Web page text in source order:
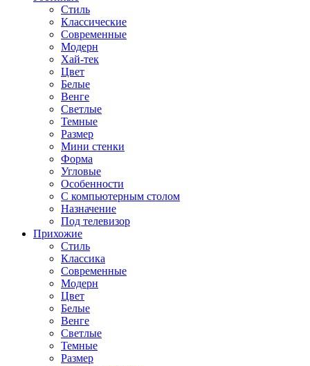
Стиль
Классические
Современные
Модерн
Хай-тек
Цвет
Белые
Венге
Светлые
Темные
Размер
Мини стенки
Форма
Угловые
Особенности
С компьютерным столом
Назначение
Под телевизор
Прихожие
Стиль
Классика
Современные
Модерн
Цвет
Белые
Венге
Светлые
Темные
Размер